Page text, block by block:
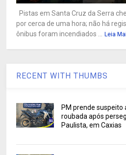
Pistas em Santa Cruz da Serra
por cerca de uma hora; não há
ônibus foram incendiados ...
Leia
RECENT WITH THUMBS
PM prende suspeito
roubada após
Paulista, em Caxias